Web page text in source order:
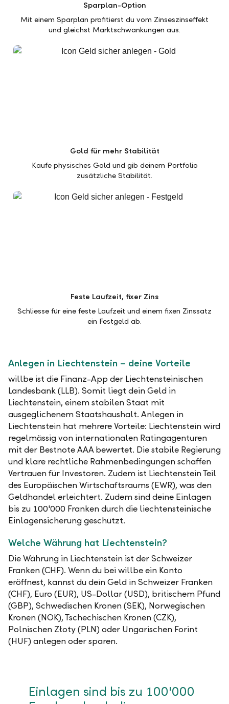
Sparplan-Option
Mit einem Sparplan profitierst du vom Zinseszinseffekt
und gleichst Marktschwankungen aus.
Gold für mehr Stabilität
Kaufe physisches Gold und gib deinem Portfolio
zusätzliche Stabilität.
Feste Laufzeit, fixer Zins
Schliesse für eine feste Laufzeit und einem fixen Zinssatz
ein Festgeld ab.
Anlegen in Liechtenstein – deine Vorteile
willbe ist die Finanz-App der Liechtensteinischen
Landesbank (LLB). Somit liegt dein Geld in
Liechtenstein, einem stabilen Staat mit
ausgeglichenem Staatshaushalt. Anlegen in
Liechtenstein hat mehrere Vorteile: Liechtenstein wird
regelmässig von internationalen Ratingagenturen
mit der Bestnote AAA bewertet. Die stabile Regierung
und klare rechtliche Rahmenbedingungen schaffen
Vertrauen für Investoren. Zudem ist Liechtenstein Teil
des Europäischen Wirtschaftsraums (EWR), was den
Geldhandel erleichtert. Zudem sind deine Einlagen
bis zu 100'000 Franken durch die liechtensteinische
Einlagensicherung geschützt.
Welche Währung hat Liechtenstein?
Die Währung in Liechtenstein ist der Schweizer
Franken (CHF). Wenn du bei willbe ein Konto
eröffnest, kannst du dein Geld in Schweizer Franken
(CHF), Euro (EUR), US-Dollar (USD), britischem Pfund
(GBP), Schwedischen Kronen (SEK), Norwegischen
Kronen (NOK), Tschechischen Kronen (CZK),
Polnischen Złoty (PLN) oder Ungarischen Forint
(HUF) anlegen oder sparen.
Einlagen sind bis zu 100'000